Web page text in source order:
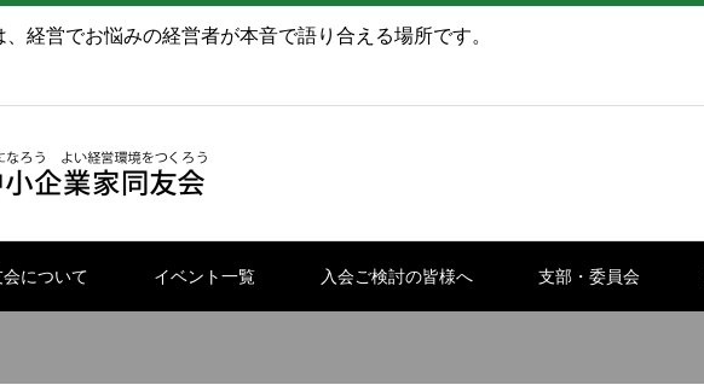
経営でお悩みの経営者が本音で語り合える場所です。
会について イベント一覧 入会ご検討の皆様へ 支部・委員会